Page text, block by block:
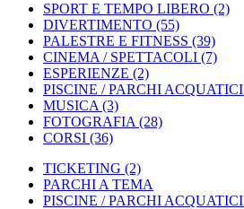
SPORT E TEMPO LIBERO (2)
DIVERTIMENTO (55)
PALESTRE E FITNESS (39)
CINEMA / SPETTACOLI (7)
ESPERIENZE (2)
PISCINE / PARCHI ACQUATICI
MUSICA (3)
FOTOGRAFIA (28)
CORSI (36)
TICKETING (2)
PARCHI A TEMA
PISCINE / PARCHI ACQUATICI